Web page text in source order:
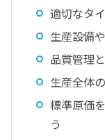
適切なタ
生産設備
品質管理
生産全体
標準原価
う